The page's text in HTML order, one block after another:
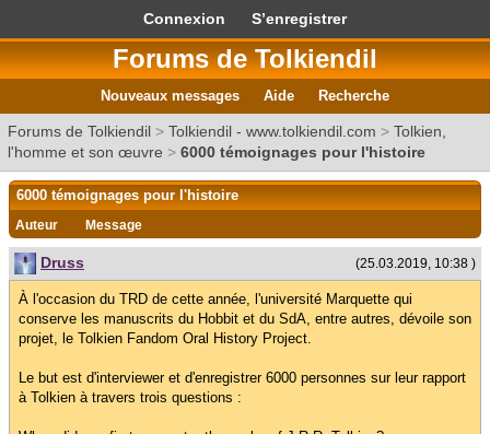
Connexion S’enregistrer
Forums de Tolkiendil
Nouveaux messages Aide Recherche
Forums de Tolkiendil > Tolkiendil - www.tolkiendil.com > Tolkien,
l'homme et son œuvre > 6000 témoignages pour l'histoire
6000 témoignages pour l'histoire
Auteur Message
(25.03.2019, 10:38 )
Druss
À l'occasion du TRD de cette année, l'université Marquette qui
conserve les manuscrits du Hobbit et du SdA, entre autres, dévoile son
projet, le Tolkien Fandom Oral History Project.
Le but est d'interviewer et d'enregistrer 6000 personnes sur leur rapport
à Tolkien à travers trois questions :